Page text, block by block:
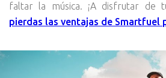
faltar la música. ¡A disfrutar de
pierdas las ventajas de Smartfuel